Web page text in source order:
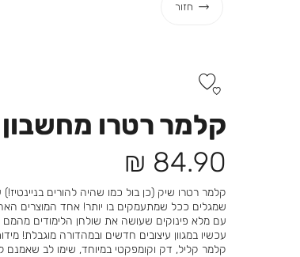
חזור
קלמר רטרו מחשבון
מחיר
מוצר
84.90 ₪
קלמר רטרו שיק (כן בול כמו שהיה להורים
עם מלא פינוקים שעושה את שולחן הלימודים מהמם
קלמר קליל, דק וקומפקטי במיוחד, שימו לב שאמנם